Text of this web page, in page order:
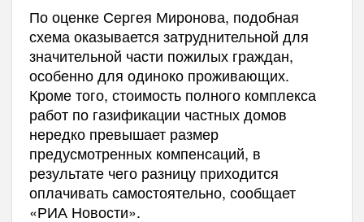
По оценке Сергея Миронова, подобная
схема оказывается затруднительной для
значительной части пожилых граждан,
особенно для одиноко проживающих.
Кроме того, стоимость полного комплекса
работ по газификации частных домов
нередко превышает размер
предусмотренных компенсаций, в
результате чего разницу приходится
оплачивать самостоятельно, сообщает
«РИА Новости».